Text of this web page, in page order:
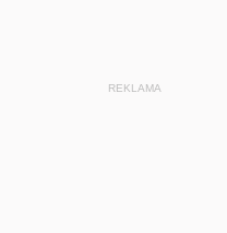
REKLAMA